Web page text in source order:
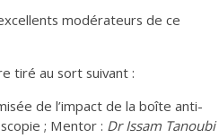
modérateurs de ce
tiré au sort suivant :
de l’impact de la boîte anti-
; Mentor : Dr Issam Tanoubi